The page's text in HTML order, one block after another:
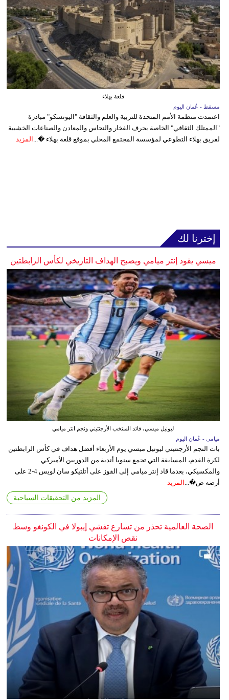
قلعة بهلاء
مسقط - عُمان اليوم
اعتمدت منظمة الأمم المتحدة للتربية والعلم والثقافة "اليونسكو" مبادرة
"الممتلك الثقافي" الخاصة بحرف الفخار والنحاس والمعادن والصناعات الخشبية
لفريق بهلاء التطوعي لمؤسسة المجتمع المحلي بموقع قلعة بهلاء �... المزيد
إخترنا لك
ميسي يقود إنتر ميامي ويصبح الهداف التاريخي لكأس الرابطتين
ليونيل ميسي، قائد المنتخب الأرجنتيني ونجم انتر ميامي
ميامي - عُمان اليوم
بات النجم الأرجنتيني ليونيل ميسي يوم الأربعاء أفضل هداف في كأس الرابطتين
لكرة القدم، المسابقة التي تجمع سنويا أندية من الدوريين الأميركي
والمكسيكي، بعدما قاد إنتر ميامي إلى الفوز على أتلتيكو سان لويس 4-2 على
أرضه ض�... المزيد
المزيد من التحقيقات السياحية
الصحة العالمية تحذر من تسارع تفشي إيبولا في الكونغو وسط
نقص الإمكانات